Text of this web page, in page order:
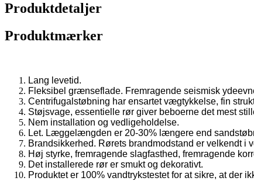
Produktdetaljer
Produktmærker
Lang levetid.
Fleksibel grænseflade. Fremragende seismisk
Centrifugalstøbning har ensartet vægtykkelse, fin
Støjsvage, essentielle rør giver beboerne det mest
Nem installation og vedligeholdelse.
Let. Læggelængden er 20-30% længere end
Brandsikkerhed. Rørets brandmodstand er velkendt i
Høj styrke, fremragende slagfasthed, fremragende
Det installerede rør er smukt og dekorativt.
Produktet er 100% vandtrykstestet for at sikre, at